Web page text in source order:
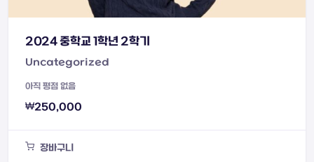
2024 중학교 1학년 2학기
Uncategorized
아직 평점 없음
₩250,000
장바구니